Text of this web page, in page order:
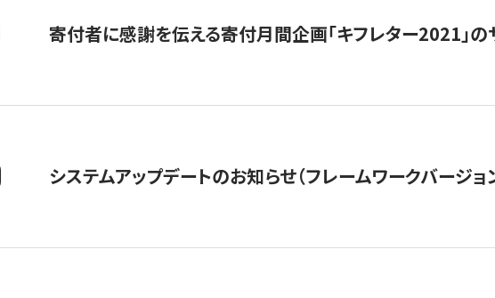
寄付者に感謝を伝える寄付月間企画「キフレター2021」の
システムアップデートのお知らせ（フレームワークバージョ